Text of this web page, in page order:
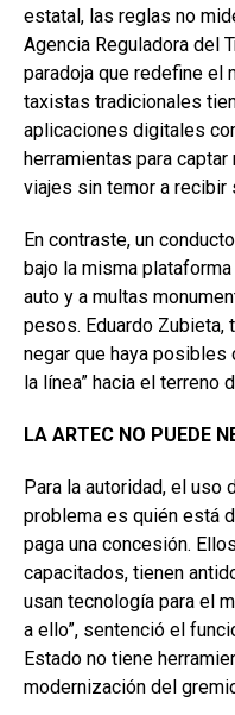
estatal, las reglas no
Agencia Reguladora del
paradoja que redefine el
taxistas tradicionales
aplicaciones digitales
herramientas para
viajes sin temor a recibir
En contraste, un
bajo la misma
auto y a multas
pesos. Eduardo Zubieta,
negar que haya posibles
la línea” hacia el terreno
LA ARTEC NO PUEDE
Para la autoridad, el uso
problema es quién está
paga una concesión.
capacitados, tienen
usan tecnología para el
a ello”, sentenció el
Estado no tiene
modernización del